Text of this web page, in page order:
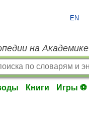
EN
на Академике
Книги Игры ⚽